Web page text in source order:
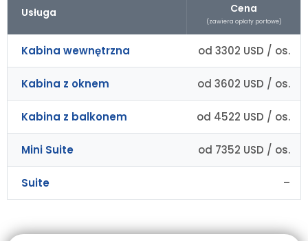
Usługa Cena
(zawiera opłaty portowe)
Kabina wewnętrzna od 3302 USD / os.
Kabina z oknem od 3602 USD / os.
Kabina z balkonem od 4522 USD / os.
Mini Suite od 7352 USD / os.
Suite –